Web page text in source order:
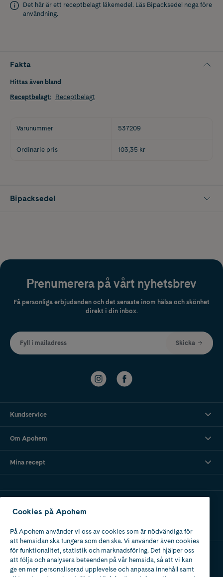
Det här är ett receptbelagt läkemedel. Läs Bipacksedel noga före
användning.
Fakta
Hittas även bland
Receptbelagt: Receptbelagt
Varunummer 537209
Ordinarie pris 103,35 kr
Bipacksedel
Prenumerera på vårt nyhetsbrev
Få personliga erbjudanden och det senaste inom hälsa och skönhet
direkt i din inbox.
Fyll i mailadress Skicka
Kundservice
Om Apohem
Mina recept
Apotek med tillstånd
av Läkemedelsverket
Cookies på Apohem
På Apohem använder vi oss av cookies som är nödvändiga för
att hemsidan ska fungera som den ska. Vi använder även cookies
för funktionalitet, statistik och marknadsföring. Det hjälper oss
att följa och analysera beteenden på vår hemsida, så att vi kan
ge en mer personaliserad upplevelse och anpassa innehåll samt